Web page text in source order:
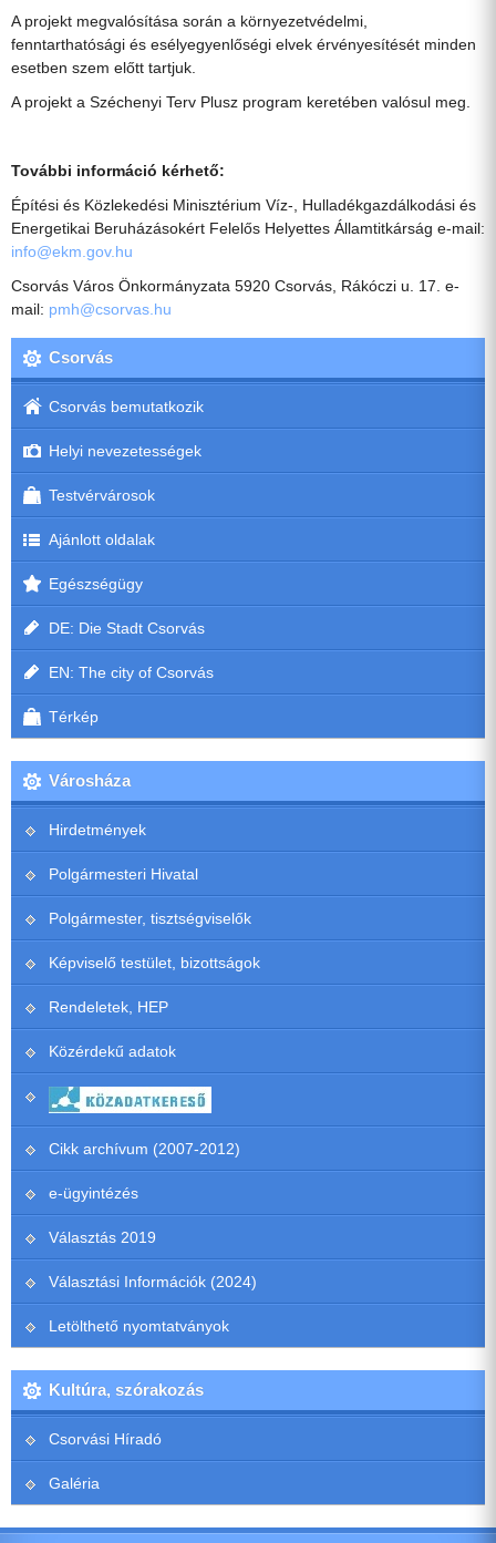
A projekt megvalósítása során a környezetvédelmi,
fenntarthatósági és esélyegyenlőségi elvek érvényesítését minden
esetben szem előtt tartjuk.
A projekt a Széchenyi Terv Plusz program keretében valósul meg.
További információ kérhető:
Építési és Közlekedési Minisztérium Víz-, Hulladékgazdálkodási és
Energetikai Beruházásokért Felelős Helyettes Államtitkárság e-mail:
info@ekm.gov.hu
Csorvás Város Önkormányzata 5920 Csorvás, Rákóczi u. 17. e-
mail: pmh@csorvas.hu
Csorvás
Csorvás bemutatkozik
Helyi nevezetességek
Testvérvárosok
Ajánlott oldalak
Egészségügy
DE: Die Stadt Csorvás
EN: The city of Csorvás
Térkép
Városháza
Hirdetmények
Polgármesteri Hivatal
Polgármester, tisztségviselők
Képviselő testület, bizottságok
Rendeletek, HEP
Közérdekű adatok
Cikk archívum (2007-2012)
e-ügyintézés
Választás 2019
Választási Információk (2024)
Letölthető nyomtatványok
Kultúra, szórakozás
Csorvási Híradó
Galéria